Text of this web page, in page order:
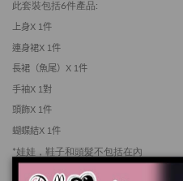
此套裝包括6件產品:
上身X 1件
連身裙X 1件
長裙（魚尾） X 1 件
手袖X 1對
頭飾X 1 件
蝴蝶結X 1件
*娃娃，鞋子和頭髮不包括在內
產品實際顏色可能會跟顯示器上稍有差別